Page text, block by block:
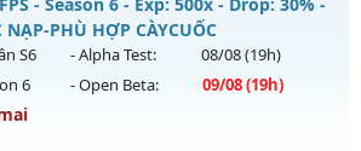
HACK
hưởng Full, cày quà nạp
- Mở máy chủ
Thái Dương Clasic
PHÙ HỢP CÀYCUỐC
S6 - Alpha Test: 08/08(19h)
6 - Open Beta: 09/08(19h)